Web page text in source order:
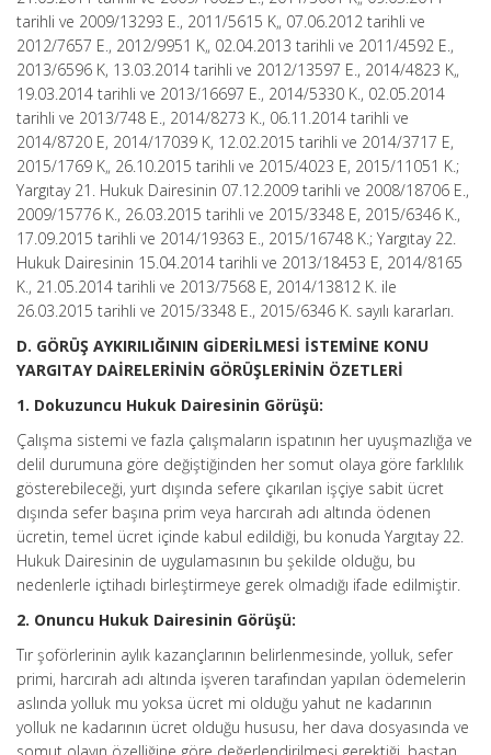
tarihli ve 2009/13293 E., 2011/5615 K„ 07.06.2012 tarihli ve
2012/7657 E., 2012/9951 K„ 02.04.2013 tarihli ve 2011/4592 E.,
2013/6596 K, 13.03.2014 tarihli ve 2012/13597 E., 2014/4823 K„
19.03.2014 tarihli ve 2013/16697 E., 2014/5330 K., 02.05.2014
tarihli ve 2013/748 E., 2014/8273 K., 06.11.2014 tarihli ve
2014/8720 E, 2014/17039 K, 12.02.2015 tarihli ve 2014/3717 E,
2015/1769 K„ 26.10.2015 tarihli ve 2015/4023 E, 2015/11051 K.;
Yargıtay 21. Hukuk Dairesinin 07.12.2009 tarihli ve 2008/18706 E.,
2009/15776 K., 26.03.2015 tarihli ve 2015/3348 E, 2015/6346 K.,
17.09.2015 tarihli ve 2014/19363 E., 2015/16748 K.; Yargıtay 22.
Hukuk Dairesinin 15.04.2014 tarihli ve 2013/18453 E, 2014/8165
K., 21.05.2014 tarihli ve 2013/7568 E, 2014/13812 K. ile
26.03.2015 tarihli ve 2015/3348 E., 2015/6346 K. sayılı kararları.
D. GÖRÜŞ AYKIRILIĞININ GİDERİLMESİ İSTEMİNE KONU
YARGITAY DAİRELERİNİN GÖRÜŞLERİNİN ÖZETLERİ
1. Dokuzuncu Hukuk Dairesinin Görüşü:
Çalışma sistemi ve fazla çalışmaların ispatının her uyuşmazlığa ve
delil durumuna göre değiştiğinden her somut olaya göre farklılık
gösterebileceği, yurt dışında sefere çıkarılan işçiye sabit ücret
dışında sefer başına prim veya harcırah adı altında ödenen
ücretin, temel ücret içinde kabul edildiği, bu konuda Yargıtay 22.
Hukuk Dairesinin de uygulamasının bu şekilde olduğu, bu
nedenlerle içtihadı birleştirmeye gerek olmadığı ifade edilmiştir.
2. Onuncu Hukuk Dairesinin Görüşü:
Tır şoförlerinin aylık kazançlarının belirlenmesinde, yolluk, sefer
primi, harcırah adı altında işveren tarafından yapılan ödemelerin
aslında yolluk mu yoksa ücret mi olduğu yahut ne kadarının
yolluk ne kadarının ücret olduğu hususu, her dava dosyasında ve